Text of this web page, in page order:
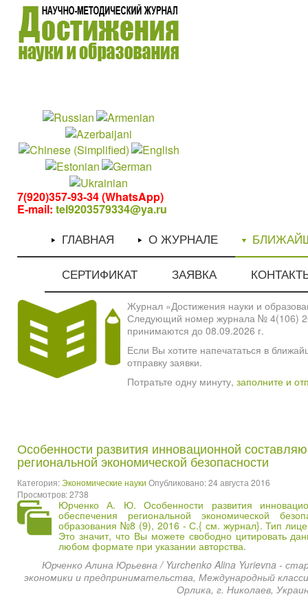
7(920)357-93-34 (WhatsApp)
E-mail: tel9203579334@ya.ru
ГЛАВНАЯ О ЖУРНАЛЕ
СЕРТИФИКАТ ЗАЯВКА
Журнал «Достижения науки и
Следующий номер журнала № 4(106)
принимаются до 08.09.2026 г.
Если Вы хотите напечататься в
отправку заявки.
Потратьте одну минуту, заполните и
Особенности развития инновационной
региональной экономической безопасности
Категория:Экономические науки Опубликовано: 24 августа 2016
Просмотров: 2738
Юрченко А. Ю. Особенности развития
обеспечения региональной экономической
образования №8 (9), 2016 - С.{ см. журнал}. Тип
Это значит, что Вы можете свободно цитировать
любом формате при указании авторства.
Юрченко Алина Юрьевна / Yurchenko Alina Yurievna -
экономики и предпринимательства, Международный
Орлика, г. Николаев,